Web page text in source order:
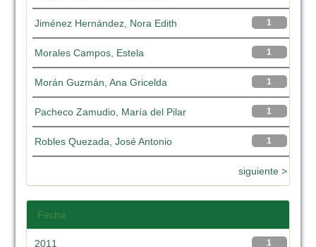
1
Jiménez Hernández, Nora Edith
1
Morales Campos, Estela
1
Morán Guzmán, Ana Gricelda
1
Pacheco Zamudio, María del Pilar
1
Robles Quezada, José Antonio
siguiente >
Fecha
1
2011